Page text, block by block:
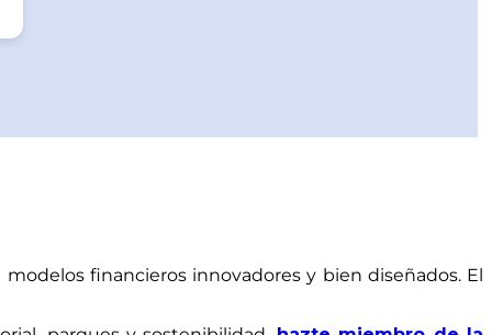
financieros innovadores y bien diseñados. El